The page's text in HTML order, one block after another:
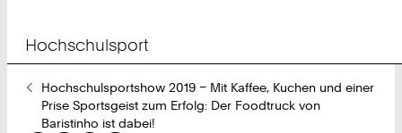
Hochschulsport
Sie
sind
hier:
Hochschulsportshow 2019 – Mit Kaffee, Kuchen und einer
Prise Sportsgeist zum Erfolg: Der Foodtruck von
Baristinho ist dabei!